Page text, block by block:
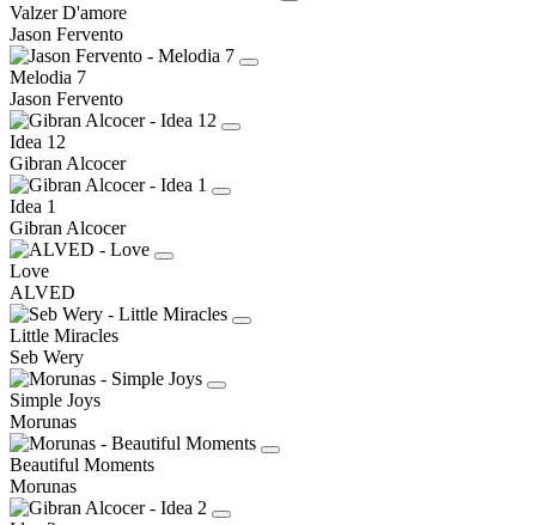
Valzer D'amore
Jason Fervento
Melodia 7
Jason Fervento
Idea 12
Gibran Alcocer
Idea 1
Gibran Alcocer
Love
ALVED
Little Miracles
Seb Wery
Simple Joys
Morunas
Beautiful Moments
Morunas